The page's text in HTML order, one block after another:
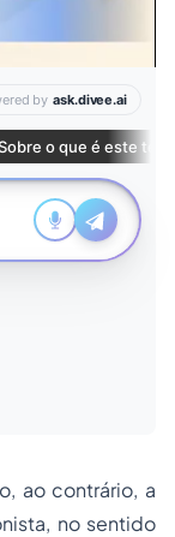
ao contrário, a
no sentido